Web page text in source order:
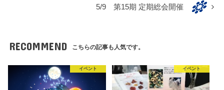
5/9 第15期 定期総会開催
RECOMMEND こちらの記事も人気です。
イベント イベント